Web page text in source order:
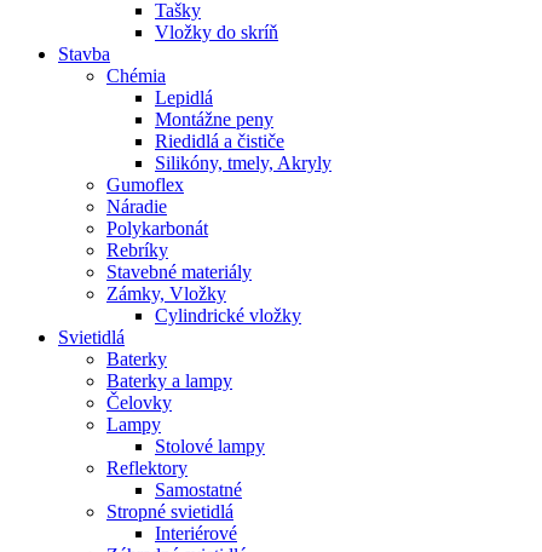
Tašky
Vložky do skríň
Stavba
Chémia
Lepidlá
Montážne peny
Riedidlá a čističe
Silikóny, tmely, Akryly
Gumoflex
Náradie
Polykarbonát
Rebríky
Stavebné materiály
Zámky, Vložky
Cylindrické vložky
Svietidlá
Baterky
Baterky a lampy
Čelovky
Lampy
Stolové lampy
Reflektory
Samostatné
Stropné svietidlá
Interiérové